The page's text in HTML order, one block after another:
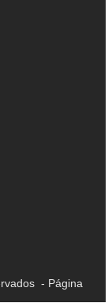
- Página